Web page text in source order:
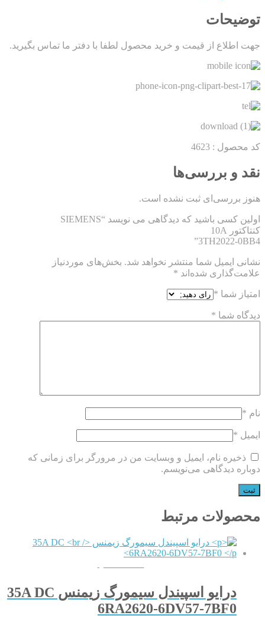
توضیحات
جهت اطلاع از قیمت و خرید محصول لطفا با دفتر ما تماس بگیرید.
کد محصول : 4623
نقد و بررسی‌ها
هنوز بررسی‌ای ثبت نشده است.
اولین کسی باشید که دیدگاهی می نویسد “SIEMENS
کنتاکتور 10A
3TH2022-0BB4”
نشانی ایمیل شما منتشر نخواهد شد. بخش‌های موردنیاز
علامت‌گذاری شده‌اند *
امتیاز شما *
دیدگاه شما *
نام *
ایمیل *
ذخیره نام، ایمیل و وبسایت من در مرورگر برای زمانی که
دوباره دیدگاهی می‌نویسم.
محصولات مرتبط
درایو اسپیندل سیمورگ زیمنس 35A DC
6RA2620-6DV57-7BF0